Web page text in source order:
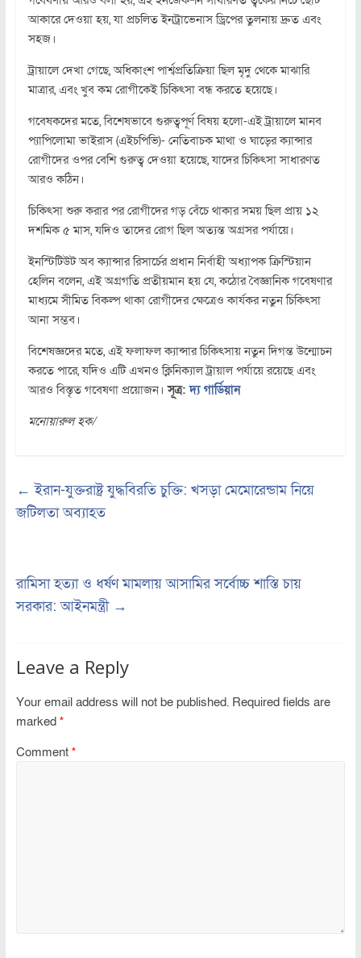
আকারে দেওয়া হয়, যা প্রচলিত ইনট্রাভেনাস ড্রিপের তুলনায় দ্রুত এবং
সহজ।
ট্রায়ালে দেখা গেছে, অধিকাংশ পার্শ্বপ্রতিক্রিয়া ছিল মৃদু থেকে মাঝারি
মাত্রার, এবং খুব কম রোগীকেই চিকিৎসা বন্ধ করতে হয়েছে।
গবেষকদের মতে, বিশেষভাবে গুরুত্বপূর্ণ বিষয় হলো-এই ট্রায়ালে মানব
প্যাপিলোমা ভাইরাস (এইচপিভি)- নেতিবাচক মাথা ও ঘাড়ের ক্যান্সার
রোগীদের ওপর বেশি গুরুত্ব দেওয়া হয়েছে, যাদের চিকিৎসা সাধারণত
আরও কঠিন।
চিকিৎসা শুরু করার পর রোগীদের গড় বেঁচে থাকার সময় ছিল প্রায় ১২
দশমিক ৫ মাস, যদিও তাদের রোগ ছিল অত্যন্ত অগ্রসর পর্যায়ে।
ইনস্টিটিউট অব ক্যান্সার রিসার্চের প্রধান নির্বাহী অধ্যাপক ক্রিস্টিয়ান
হেলিন বলেন, এই অগ্রগতি প্রতীয়মান হয় যে, কঠোর বৈজ্ঞানিক গবেষণার
মাধ্যমে সীমিত বিকল্প থাকা রোগীদের ক্ষেত্রেও কার্যকর নতুন চিকিৎসা
আনা সম্ভব।
বিশেষজ্ঞদের মতে, এই ফলাফল ক্যান্সার চিকিৎসায় নতুন দিগন্ত উন্মোচন
করতে পারে, যদিও এটি এখনও ক্লিনিক্যাল ট্রায়াল পর্যায়ে রয়েছে এবং
আরও বিস্তৃত গবেষণা প্রয়োজন।সূত্র:দ্য গার্ডিয়ান
মনোয়ারুল হক/
← ইরান-যুক্তরাষ্ট্র যুদ্ধবিরতি চুক্তি: খসড়া মেমোরেন্ডাম নিয়ে
জটিলতা অব্যাহত
রামিসা হত্যা ও ধর্ষণ মামলায় আসামির সর্বোচ্চ শাস্তি চায়
সরকার: আইনমন্ত্রী →
Leave a Reply
Your email address will not be published. Required fields are
marked *
Comment *